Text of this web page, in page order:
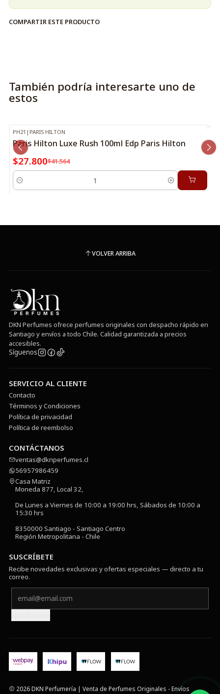
COMPARTIR ESTE PRODUCTO
También podría interesarte uno de
estos
-33% OFF
PH21 | PARIS HILTON
Paris Hilton Luxe Rush 100ml Edp Paris Hilton
$27.800$41.564
Cantidad
VOLVER ARRIBA
DKN Perfumes ofrece perfumes originales con despacho rápido en
Santiago y envíos a todo Chile. Calidad garantizada a precios
accesibles.
Síguenos
SERVICIO AL CLIENTE
Contacto
Términos y Condiciones
Política de privacidad
Política de reembolso
CONTÁCTANOS
ventas@dknperfumes.cl
56957986459
Casa Matriz
Moneda 877, Local 32,
De Lunes a Viernes de 10:00 a 19:00 hrs, Sábados de 10:00 a
15:30 hrs
8350000 Santiago - Santiago Centro
Región Metropolitana - Chile
SUSCRÍBETE
Recibe novedades exclusivas y ofertas especiales — directo a tu
correo.
2026 DKN Perfumería | Venta de Perfumes Originales - Envíos